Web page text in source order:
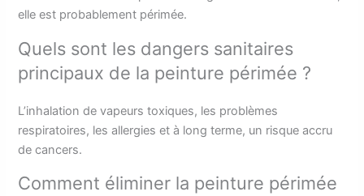
elle est probablement périmée.
Quels sont les dangers sanitaires
principaux de la peinture périmée ?
L’inhalation de vapeurs toxiques, les problèmes
respiratoires, les allergies et à long terme, un risque accru
de cancers.
Comment éliminer la peinture périmée